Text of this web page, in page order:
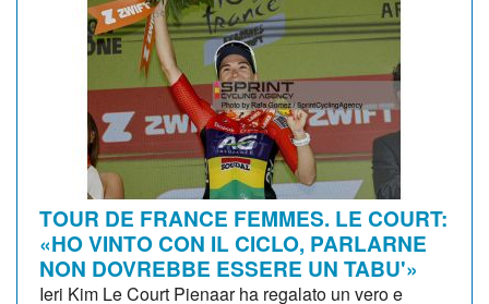
TOUR DE FRANCE FEMMES. LE COURT:
«HO VINTO CON IL CICLO, PARLARNE
NON DOVREBBE ESSERE UN TABU'»
Ieri Kim Le Court Pienaar ha regalato un vero e